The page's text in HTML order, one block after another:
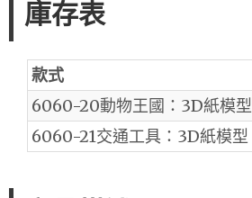
庫存表
款式
6060-20動物王國：3D紙模型
6060-21交通工具：3D紙模型